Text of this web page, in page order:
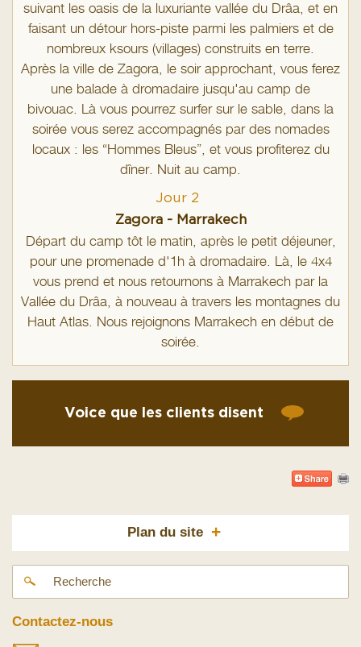
suivant les oasis de la luxuriante vallée du Drâa, et en
faisant un détour hors-piste parmi les palmiers et de
nombreux ksours (villages) construits en terre.
Après la ville de Zagora, le soir approchant, vous ferez
une balade à dromadaire jusqu'au camp de
bivouac. Là vous pourrez surfer sur le sable, dans la
soirée vous serez accompagnés par des nomades
locaux : les “Hommes Bleus”, et vous profiterez du
dîner. Nuit au camp.
Jour 2
Zagora - Marrakech
Départ du camp tôt le matin, après le petit déjeuner,
pour une promenade d'1h à dromadaire. Là, le 4x4
vous prend et nous retournons à Marrakech par la
Vallée du Drâa, à nouveau à travers les montagnes du
Haut Atlas. Nous rejoignons Marrakech en début de
soirée.
Voice que les clients disent
Plan du site +
Contactez-nous